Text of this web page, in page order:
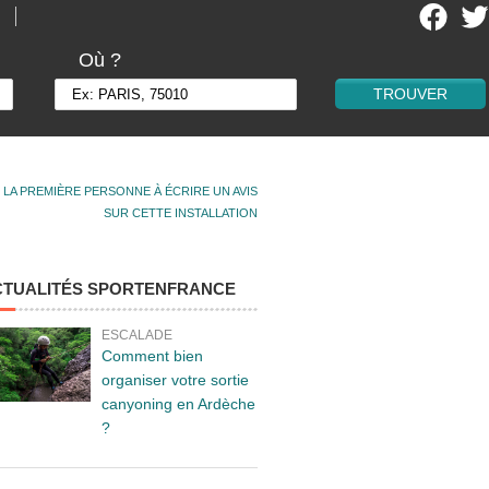
Où ?
PREMIÈRE PERSONNE À ÉCRIRE UN AVIS
SUR CETTE INSTALLATION
SPORTENFRANCE
ESCALADE
Comment bien
organiser votre sortie
canyoning en Ardèche
?